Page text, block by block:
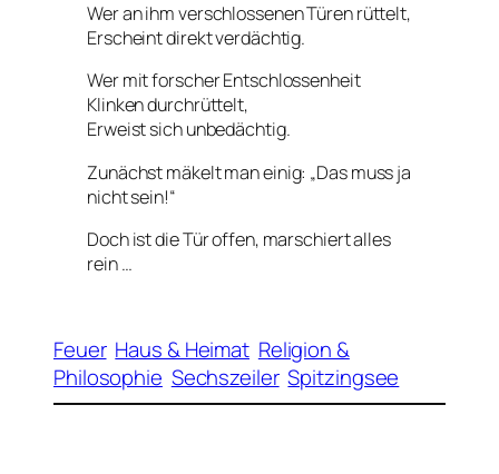
Wer an ihm verschlossenen Türen rüttelt,
Erscheint direkt verdächtig.
Wer mit forscher Entschlossenheit
Klinken durchrüttelt,
Erweist sich unbedächtig.
Zunächst mäkelt man einig: „Das muss ja
nicht sein!“
Doch ist die Tür offen, marschiert alles
rein …
Feuer Haus & Heimat Religion &
Philosophie Sechszeiler Spitzingsee